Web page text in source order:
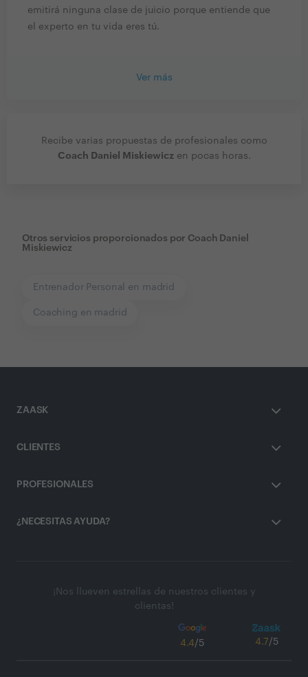
emitirá ninguna clase de juicio porque entiende que
el experto en tu vida eres tú.
Ver más
Recibe varias propuestas de profesionales como
Coach Daniel Miskiewiczen pocas horas.
Otros servicios proporcionados por Coach Daniel
Miskiewicz
Entrenador Personal en madrid
Coaching en madrid
ZAASK
CLIENTES
PROFESIONALES
¿NECESITAS AYUDA?
¡Nos llueven estrellas de nuestros clientes y
clientas!
4.4/5 4.7/5